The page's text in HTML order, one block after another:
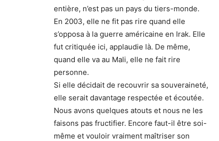
entière, n’est pas un pays du tiers-monde.
En 2003, elle ne fit pas rire quand elle
s’opposa à la guerre américaine en Irak. Elle
fut critiquée ici, applaudie là. De même,
quand elle va au Mali, elle ne fait rire
personne.
Si elle décidait de recouvrir sa souveraineté,
elle serait davantage respectée et écoutée.
Nous avons quelques atouts et nous ne les
faisons pas fructifier. Encore faut-il être soi-
même et vouloir vraiment maîtriser son